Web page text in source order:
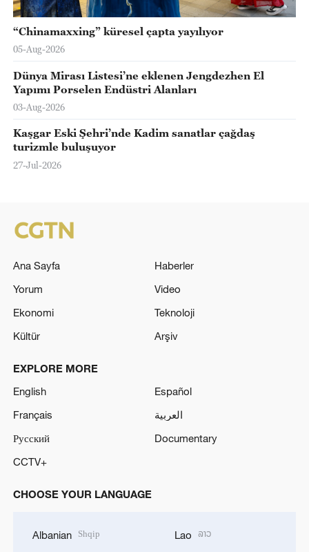
“Chinamaxxing” küresel çapta yayılıyor
05-Aug-2026
Dünya Mirası Listesi’ne eklenen Jengdezhen El
Yapımı Porselen Endüstri Alanları
03-Aug-2026
Kaşgar Eski Şehri’nde Kadim sanatlar çağdaş
turizmle buluşuyor
27-Jul-2026
Ana Sayfa
Haberler
Yorum
Video
Ekonomi
Teknoloji
Kültür
Arşiv
EXPLORE MORE
English
Español
Français
العربية
Русский
Documentary
CCTV+
CHOOSE YOUR LANGUAGE
Albanian Shqip Lao ລາວ